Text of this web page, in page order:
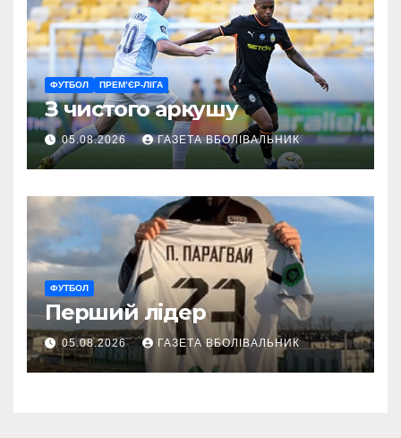
ФУТБОЛ ПРЕМ’ЄР-ЛІГА
З чистого аркушу
05.08.2026 ГАЗЕТА ВБОЛІВАЛЬНИК
ФУТБОЛ
Перший лідер
05.08.2026 ГАЗЕТА ВБОЛІВАЛЬНИК